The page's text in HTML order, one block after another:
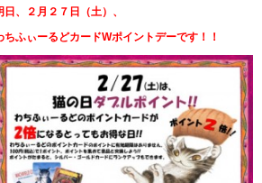
日、２月２７日（土）、
ちふぃーるどカードWポイントデーです！！